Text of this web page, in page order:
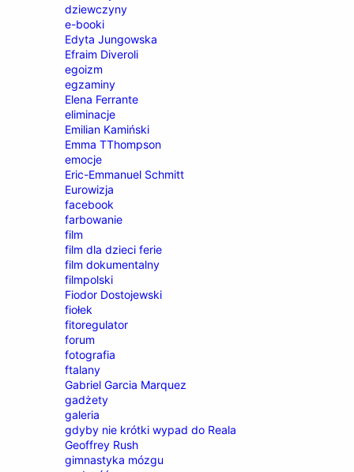
dziewczyny
e-booki
Edyta Jungowska
Efraim Diveroli
egoizm
egzaminy
Elena Ferrante
eliminacje
Emilian Kamiński
Emma TThompson
emocje
Eric-Emmanuel Schmitt
Eurowizja
facebook
farbowanie
film
film dla dzieci ferie
film dokumentalny
filmpolski
Fiodor Dostojewski
fiołek
fitoregulator
forum
fotografia
ftalany
Gabriel Garcia Marquez
gadżety
galeria
gdyby nie krótki wypad do Reala
Geoffrey Rush
gimnastyka mózgu